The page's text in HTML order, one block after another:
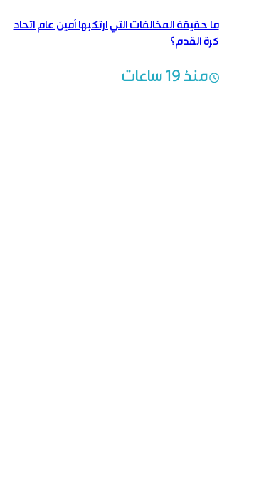
ما حقيقة المخالفات التي ارتكبها أمين عام اتحاد
كرة القدم؟
منذ 19 ساعات